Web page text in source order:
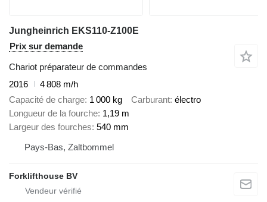
Jungheinrich EKS110-Z100E
Prix sur demande
Chariot préparateur de commandes
2016
4 808 m/h
Capacité de charge 1 000 kg Carburant électro
Longueur de la fourche 1,19 m
Largeur des fourches 540 mm
Pays-Bas, Zaltbommel
Forklifthouse BV